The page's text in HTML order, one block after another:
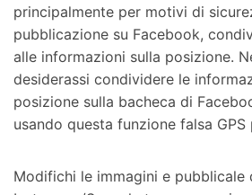
principalmente per motivi di
pubblicazione su Facebook,
alle informazioni sulla posizione.
desiderassi condividere le
posizione sulla bacheca di
usando questa funzione falsa GPS
Modifichi le immagini e pubblicale